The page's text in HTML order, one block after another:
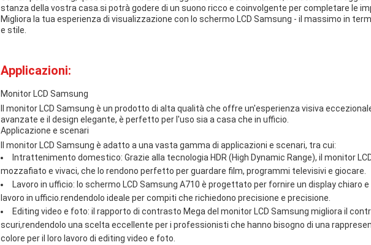
stanza della vostra casa.si potrà godere di un suono ricco e coinvolgente per completare le
Migliora la tua esperienza di visualizzazione con lo schermo LCD Samsung - il massimo in
e stile.
Applicazioni:
Monitor LCD Samsung
Il monitor LCD Samsung è un prodotto di alta qualità che offre un'esperienza visiva
avanzate e il design elegante, è perfetto per l'uso sia a casa che in ufficio.
Applicazione e scenari
Il monitor LCD Samsung è adatto a una vasta gamma di applicazioni e scenari, tra cui:
Intrattenimento domestico: Grazie alla tecnologia HDR (High Dynamic Range), il monitor
mozzafiato e vivaci, che lo rendono perfetto per guardare film, programmi televisivi e giocare.
Lavoro in ufficio: lo schermo LCD Samsung A710 è progettato per fornire un display chiaro
lavoro in ufficio.rendendolo ideale per compiti che richiedono precisione e precisione.
Editing video e foto: il rapporto di contrasto Mega del monitor LCD Samsung migliora il
scuri,rendendolo una scelta eccellente per i professionisti che hanno bisogno di una
colore per il loro lavoro di editing video e foto.